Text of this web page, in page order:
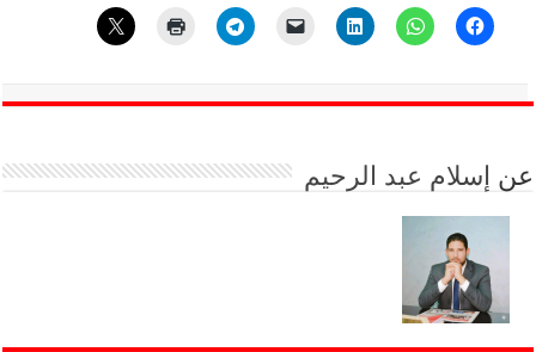
عن إسلام عبد الرحيم